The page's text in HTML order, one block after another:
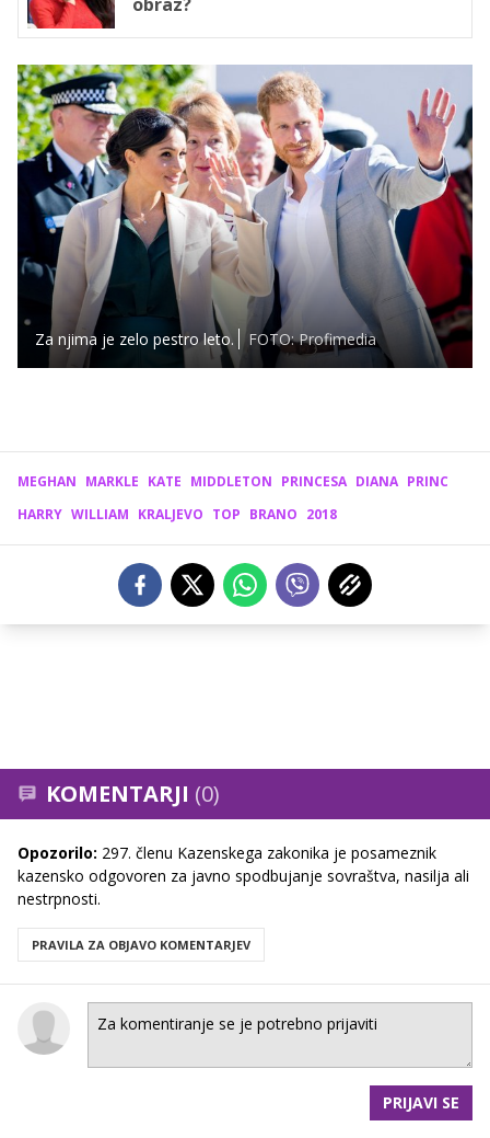
Za njima je zelo pestro leto. FOTO: Profimedia
MEGHAN MARKLE KATE MIDDLETON PRINCESA DIANA PRINC
HARRY WILLIAM KRALJEVO TOP BRANO 2018
KOMENTARJI (0)
Opozorilo: 297. členu Kazenskega zakonika je posameznik
kazensko odgovoren za javno spodbujanje sovraštva, nasilja ali
nestrpnosti.
PRAVILA ZA OBJAVO KOMENTARJEV
PRIJAVI SE